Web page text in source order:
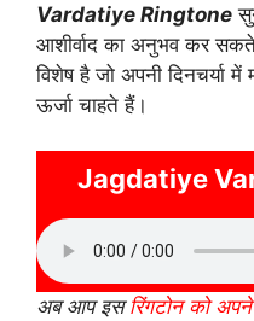
Vardatiye Ringtone
आशीर्वाद का अनुभव कर
विशेष है जो अपनी दिनचर्या
ऊर्जा चाहते हैं।
Jagdatiye
अब आप इसरिंगटोन को